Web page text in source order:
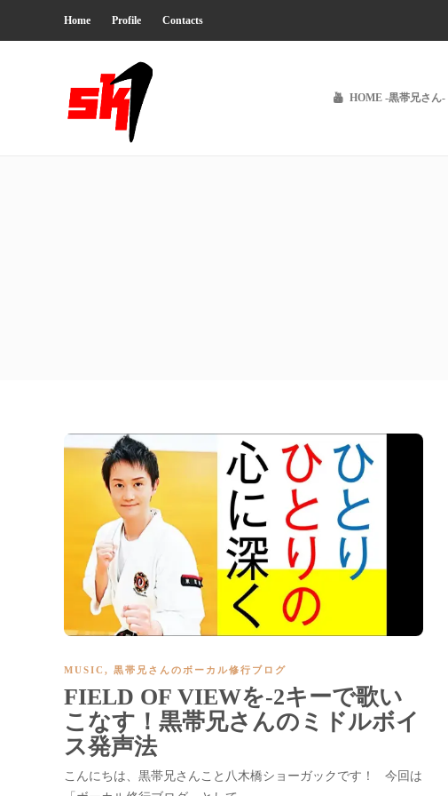
Home Profile Contacts
HOME -黒帯兄さん-
MUSIC , 黒帯兄さんのボーカル修行ブログ
FIELD OF VIEWを-2キーで歌い
こなす！黒帯兄さんのミドルボイ
ス発声法
こんにちは、黒帯兄さんこと八木橋ショーガックです！ 今回は